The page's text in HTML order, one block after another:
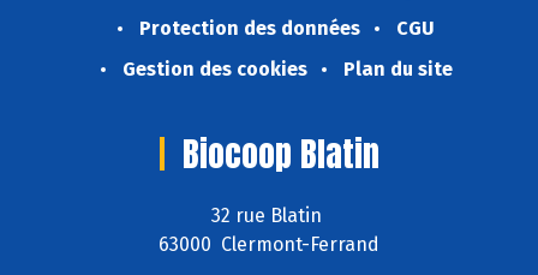
Protection des données
CGU
Gestion des cookies
Plan du site
Biocoop Blatin
32 rue Blatin
63000 Clermont-Ferrand